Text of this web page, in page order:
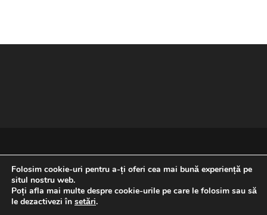
REVENIRE LA ÎNCEPUTUL PAGINII
Folosim cookie-uri pentru a-ți oferi cea mai bună experiență pe
situl nostru web.
Poți afla mai multe despre cookie-urile pe care le folosim sau să
le dezactivezi în setări.